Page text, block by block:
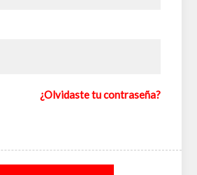
¿Olvidaste tu contraseña?